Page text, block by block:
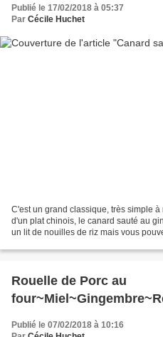
Publié le 17/02/2018 à 05:37
Par Cécile Huchet
C'est un grand classique, très simple
d'un plat chinois, le canard sauté au
un lit de nouilles de riz mais vous
Rouelle de Porc au
Publié le 07/02/2018 à 10:16